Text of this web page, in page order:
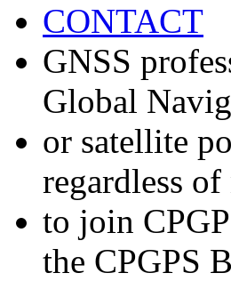
CONTACT
GNSS
Global
or satellite
regardless
to join
the CPGPS